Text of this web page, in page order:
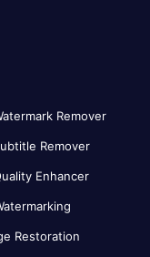
Remover
Remover
Enhancer
Restoration